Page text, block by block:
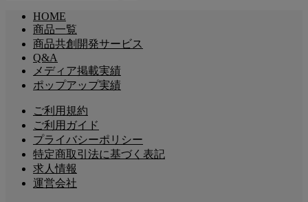
HOME
商品一覧
商品共創開発サービス
Q&A
メディア掲載実績
ポップアップ実績
ご利用規約
ご利用ガイド
プライバシーポリシー
特定商取引法に基づく表記
求人情報
運営会社